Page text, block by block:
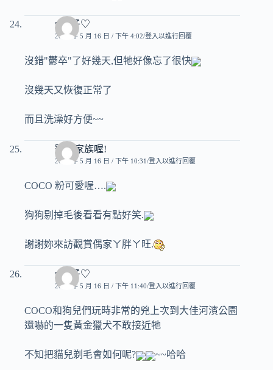
♥玟子♡
2007 年 5 月 16 日 / 下午 4:02 登入以進行回覆
沒錯"鬱卒"了好幾天,但牠好像忘了很快
沒幾天又恢復正常了
而且洗澡好方便~~
寵物家族喔!
2007 年 5 月 16 日 / 下午 10:31 登入以進行回覆
COCO 粉可愛喔….
狗狗剔掉毛後看看有點好笑.
謝謝妳來訪觀賞偶家ㄚ胖ㄚ旺.
♥玟子♡
2007 年 5 月 16 日 / 下午 11:40 登入以進行回覆
COCO和狗兒們玩時非常的兇上次到大佳河濱公園
還嚇的一隻黃金獵犬不敢接近牠
不知把貓兒剃毛會如何呢? ~~哈哈